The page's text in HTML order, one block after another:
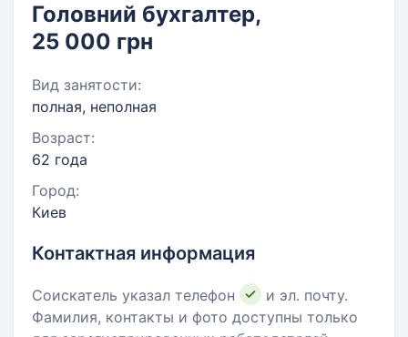
Головний бухгалтер,
25 000 грн
Вид занятости:
полная, неполная
Возраст:
62 года
Город:
Киев
Контактная информация
Соискатель указал телефон
и эл. почту.
Фамилия, контакты и фото доступны только